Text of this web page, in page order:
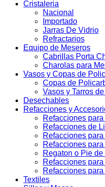
Cristaleria
Nacional
Importado
Jarras De Vidrio
Refractarios
Equipo de Meseros
Cabrillas Porta
Charolas para
Vasos y Copas de
Copas de
Vasos y Tarros
Desechables
Refacciones y
Refacciones
Refacciones de
Refacciones
Refacciones
Regaton o Pie
Refacciones
Refacciones
Textiles